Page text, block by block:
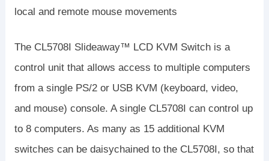
local and remote mouse movements
The CL5708I Slideaway™ LCD KVM Switch is a
control unit that allows access to multiple computers
from a single PS/2 or USB KVM (keyboard, video,
and mouse) console. A single CL5708I can control up
to 8 computers. As many as 15 additional KVM
switches can be daisychained to the CL5708I, so that